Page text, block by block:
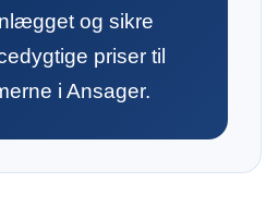
og sikre
priser til
i Ansager.